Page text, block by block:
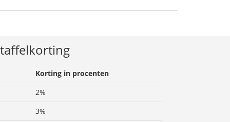
Korting in procenten
2%
3%